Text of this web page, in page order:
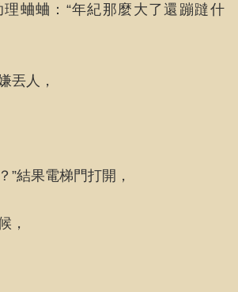
蛐蛐：“年紀那麼大了還蹦躂什
丟人，
”結果電梯門打開，
，